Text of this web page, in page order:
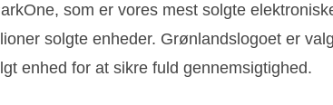
som er vores mest solgte
solgte enheder. Grønlandslogoet er
enhed for at sikre fuld gennemsigtighed.